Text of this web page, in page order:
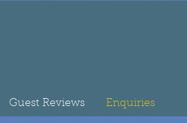
Guest Reviews Enquiries